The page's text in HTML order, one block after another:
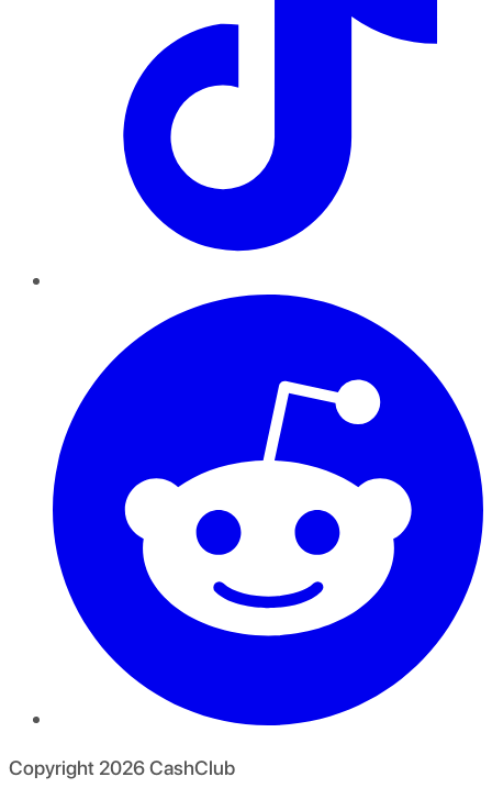
Copyright 2026CashClub